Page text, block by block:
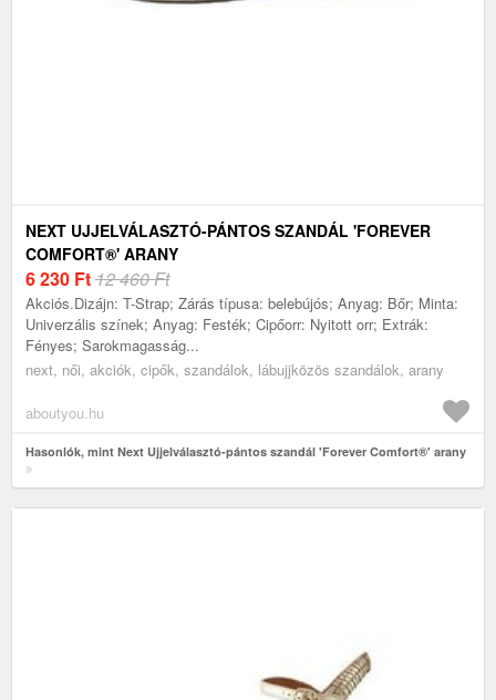
NEXT UJJELVÁLASZTÓ-PÁNTOS SZANDÁL 'FOREVER
COMFORT®' ARANY
6 230 Ft12 460 Ft
Akciós.Dizájn: T-Strap; Zárás típusa: belebújós; Anyag: Bőr; Minta:
Univerzális színek; Anyag: Festék; Cipőorr: Nyitott orr; Extrák:
Fényes; Sarokmagasság...
next, női, akciók, cipők, szandálok, lábujjközös szandálok, arany
aboutyou.hu
Hasonlók, mint Next Ujjelválasztó-pántos szandál 'Forever Comfort®' arany